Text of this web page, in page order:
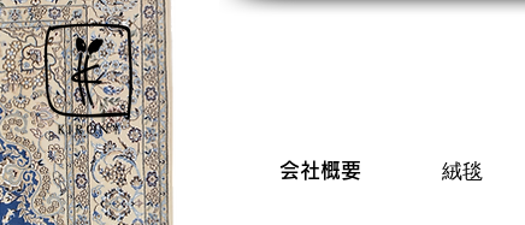
会社概要 絨毯